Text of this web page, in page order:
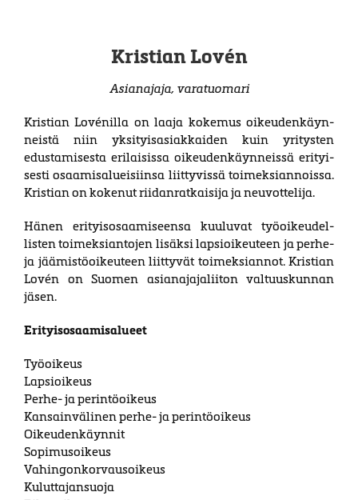
Kristian Lovén
Asianajaja, varatuomari
Kristian Lovénilla on laaja kokemus oi­keu­den­käyn­
neistä niin yksityisasiakkaiden kuin yritysten
edustamisesta erilaisissa oi­keu­den­käyn­neissä eri­tyi­
sesti osaa­mis­alu­eisiinsa liit­tyvissä toimeksi­annoissa.
Kris­tian on ko­kenut rii­dan­­rat­kaisija ja neuvot­­telija.
Hänen erityisosaamiseensa kuuluvat työ­oi­keu­del­
listen toi­meksi­antojen lisäksi lapsi­oikeuteen ja perhe-
ja jääm­istö­oikeuteen liit­tyvät toimeksi­annot. Kristian
Lovén on Suomen asian­ajaja­liiton valtuus­kunnan
jäsen.
Erityisosaamisalueet
Työoikeus
Lapsioikeus
Perhe- ja perintöoikeus
Kansainvälinen perhe- ja perintöoikeus
Oikeudenkäynnit
Sopimusoikeus
Vahingonkorvausoikeus
Kuluttajansuoja